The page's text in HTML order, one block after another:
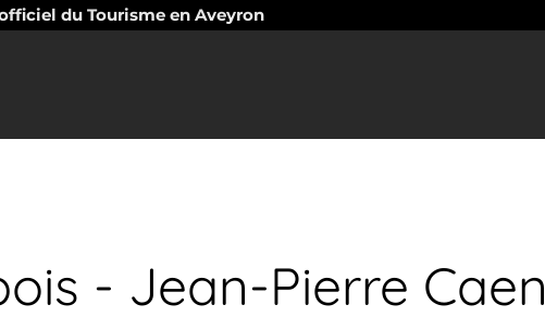
du Tourisme en Aveyron
- Jean-Pierre Caen